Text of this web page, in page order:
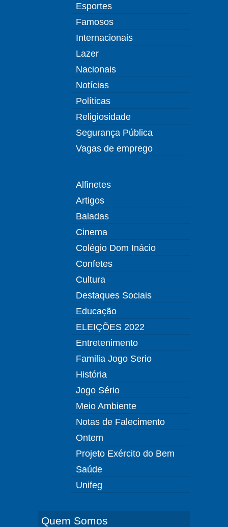
Esportes
Famosos
Internacionais
Lazer
Nacionais
Notícias
Políticas
Religiosidade
Segurança Pública
Vagas de emprego
Alfinetes
Artigos
Baladas
Cinema
Colégio Dom Inácio
Confetes
Cultura
Destaques Sociais
Educação
ELEIÇÕES 2022
Entretenimento
Familia Jogo Serio
História
Jogo Sério
Meio Ambiente
Notas de Falecimento
Ontem
Projeto Exército do Bem
Saúde
Unifeg
Quem Somos